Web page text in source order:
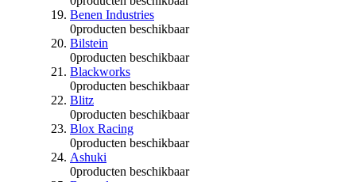
Benen Industries
0producten beschikbaar
Bilstein
0producten beschikbaar
Blackworks
0producten beschikbaar
Blitz
0producten beschikbaar
Blox Racing
0producten beschikbaar
Ashuki
0producten beschikbaar